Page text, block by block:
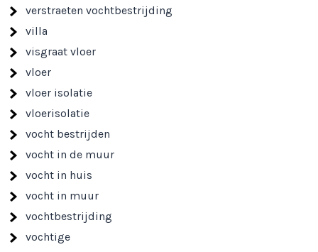
verstraeten vochtbestrijding
villa
visgraat vloer
vloer
vloer isolatie
vloerisolatie
vocht bestrijden
vocht in de muur
vocht in huis
vocht in muur
vochtbestrijding
vochtige